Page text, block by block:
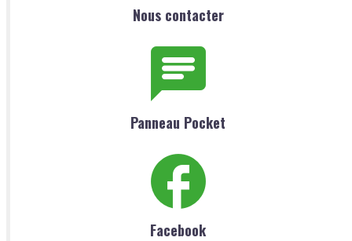
Nous contacter
Panneau Pocket
Facebook